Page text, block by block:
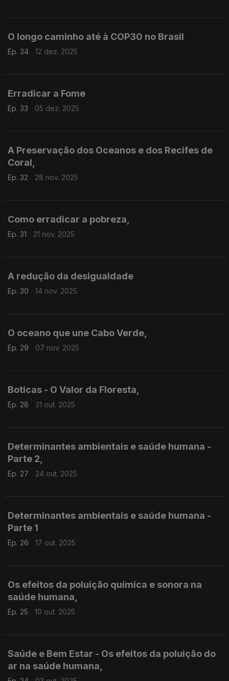
O longo caminho até à COP30 no Brasil
Ep. 34 12 dez. 2025
Erradicar a Fome
Ep. 33 05 dez. 2025
A Preservação dos Oceanos e dos Recifes de
Coral,
Ep. 32 28 nov. 2025
Como erradicar a pobreza,
Ep. 31 21 nov. 2025
A redução da desigualdade
Ep. 30 14 nov. 2025
O oceano que une Cabo Verde,
Ep. 29 07 nov. 2025
Boticas - O Valor da Floresta,
Ep. 28 31 out. 2025
Determinantes ambientais e saúde humana -
Parte 2,
Ep. 27 24 out. 2025
Determinantes ambientais e saúde humana -
Parte 1
Ep. 26 17 out. 2025
Os efeitos da poluição química e sonora na
saúde humana,
Ep. 25 10 out. 2025
Saúde e Bem Estar - Os efeitos da poluição do
ar na saúde humana,